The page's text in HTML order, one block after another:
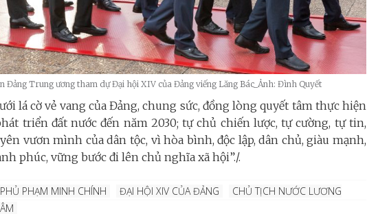
Đảng Trung ương tham dự Đại hội XIV của Đảng viếng Lăng Bác_Ảnh: Đình Quyết
lá cờ vẻ vang của Đảng, chung sức, đồng lòng quyết tâm thực hiện
triển đất nước đến năm 2030; tự chủ chiến lược, tự cường, tự tin,
vươn mình của dân tộc, vì hòa bình, độc lập, dân chủ, giàu mạnh,
phúc, vững bước đi lên chủ nghĩa xã hội”./.
PHẠM MINH CHÍNH ĐẠI HỘI XIV CỦA ĐẢNG
CHỦ TỊCH NƯỚC LƯƠNG